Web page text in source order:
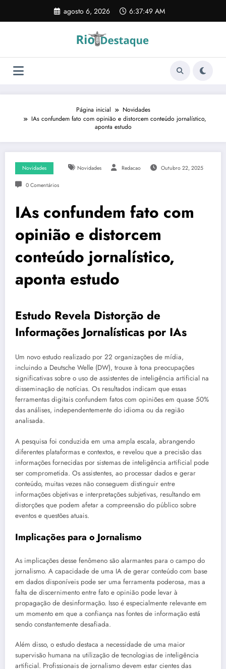
o
agosto 6, 2026 6:37:50 AM
Página inicial
Novidades
IAs confundem fato com opinião e distorcem conteúdo jornalístico,
aponta estudo
Novidades Novidades Redacao Outubro 22, 2025
0 Comentários
IAs confundem fato com
opinião e distorcem
conteúdo jornalístico,
aponta estudo
Estudo Revela Distorção de
Informações Jornalísticas por IAs
Um novo estudo realizado por 22 organizações de mídia,
incluindo a Deutsche Welle (DW), trouxe à tona preocupações
significativas sobre o uso de assistentes de inteligência artificial na
disseminação de notícias. Os resultados indicam que essas
ferramentas digitais confundem fatos com opiniões em quase 50%
das análises, independentemente do idioma ou da região
analisada.
A pesquisa foi conduzida em uma ampla escala, abrangendo
diferentes plataformas e contextos, e revelou que a precisão das
informações fornecidas por sistemas de inteligência artificial pode
ser comprometida. Os assistentes, ao processar dados e gerar
conteúdo, muitas vezes não conseguem distinguir entre
informações objetivas e interpretações subjetivas, resultando em
distorções que podem afetar a compreensão do público sobre
eventos e questões atuais.
Implicações para o Jornalismo
As implicações desse fenômeno são alarmantes para o campo do
jornalismo. A capacidade de uma IA de gerar conteúdo com base
em dados disponíveis pode ser uma ferramenta poderosa, mas a
falta de discernimento entre fato e opinião pode levar à
propagação de desinformação. Isso é especialmente relevante em
um momento em que a confiança nas fontes de informação está
sendo constantemente desafiada.
Além disso, o estudo destaca a necessidade de uma maior
supervisão humana na utilização de tecnologias de inteligência
artificial. Profissionais de jornalismo devem estar cientes das